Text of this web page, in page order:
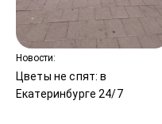
Новости:
Цветы не спят: в
Екатеринбурге 24/7